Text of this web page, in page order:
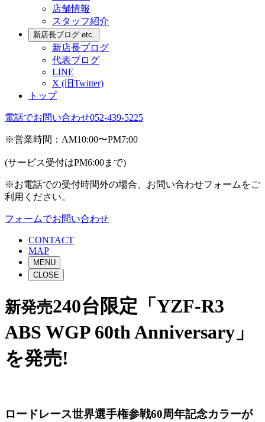
店舗情報
スタッフ紹介
新店長ブログ etc.
新店長ブログ
代表ブログ
LINE
X (旧Twitter)
トップ
電話でお問い合わせ052-439-5225
※営業時間：AM10:00〜PM7:00
(サービス受付はPM6:00まで)
※お電話での受付時間外の場合、お問い合わせフォームをご
利用ください。
フォームでお問い合わせ
CONTACT
MAP
MENU
CLOSE
新発売240台限定「YZF-R3
ABS WGP 60th Anniversary」
を発売!
ロードレース世界選手権参戦60周年記念カラーが